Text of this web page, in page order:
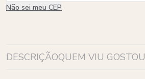
Não sei meu CEP
DESCRIÇÃOQUEM VIU GOSTOU